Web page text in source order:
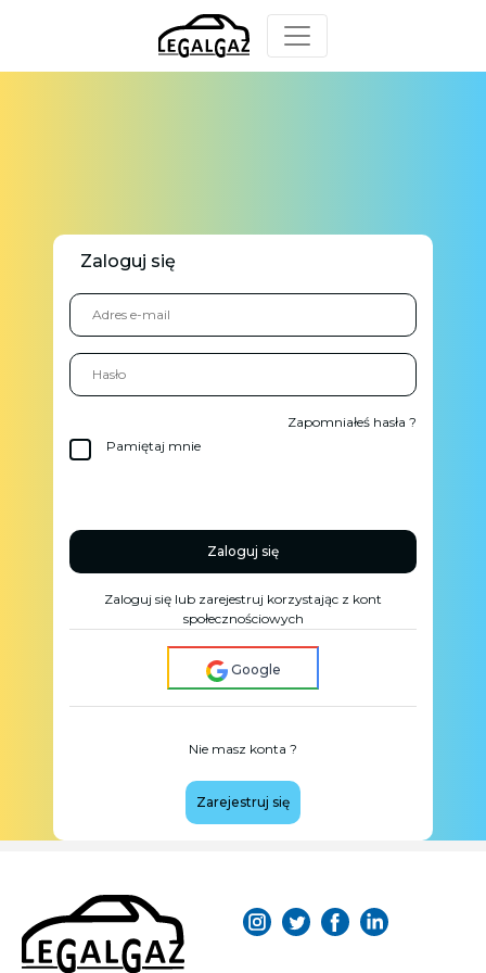
Zaloguj się
Pamiętaj mnie
Zapomniałeś hasła ?
Zaloguj się
Zaloguj się lub zarejestruj korzystając z kont
społecznościowych
Google
Nie masz konta ?
Zarejestruj się